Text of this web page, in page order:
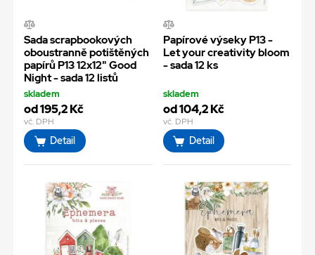
Sada scrapbookových
oboustranně potištěných
papírů P13 12x12" Good
Night - sada 12 listů
skladem
od 195,2 Kč
vč. DPH
Detail
Papírové výseky P13 -
Let your creativity bloom
- sada 12 ks
skladem
od 104,2 Kč
vč. DPH
Detail